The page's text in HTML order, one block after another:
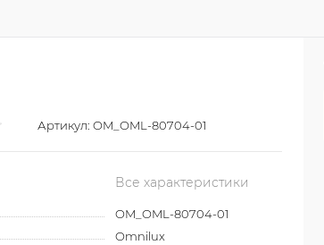
Артикул: OM_OML-80704-01
Все характеристики
OM_OML-80704-01
Omnilux